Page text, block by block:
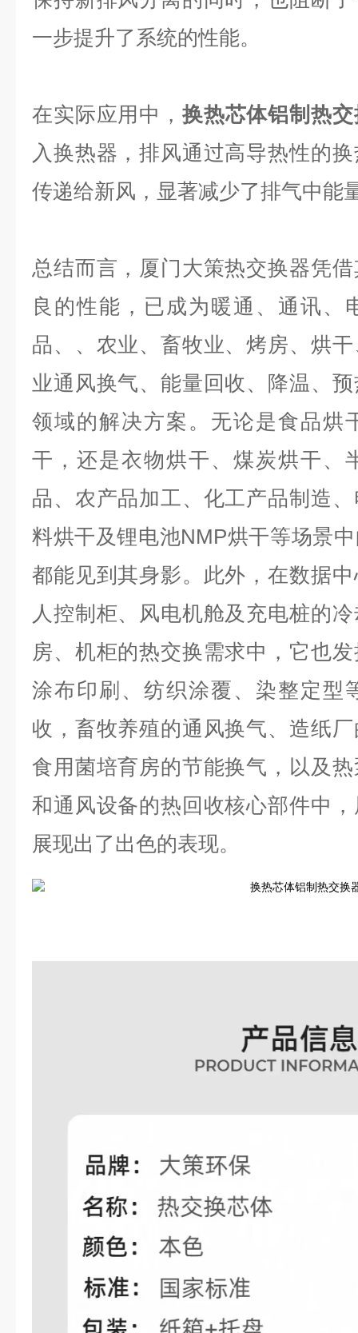
一步提升了系统的性能。
在实际应用中， 换热芯体铝制热
入换热器，排风通过高导热性的
传递给新风，显著减少了排气中能
总结而言，厦门大策热交换器凭
良的性能，已成为暖通、通讯、
品、、农业、畜牧业、烤房、烘
业通风换气、能量回收、降温、
领域的解决方案。无论是食品烘
干，还是衣物烘干、煤炭烘干、
品、农产品加工、化工产品制造
料烘干及锂电池NMP烘干等场景
都能见到其身影。此外，在数据
人控制柜、风电机舱及充电桩的
房、机柜的热交换需求中，它也
涂布印刷、纺织涂覆、染整定型
收，畜牧养殖的通风换气、造纸
食用菌培育房的节能换气，以及
和通风设备的热回收核心部件中
展现出了出色的表现。